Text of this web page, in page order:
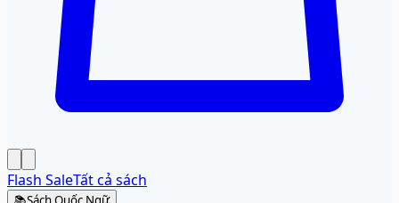
Flash SaleTất cả sách